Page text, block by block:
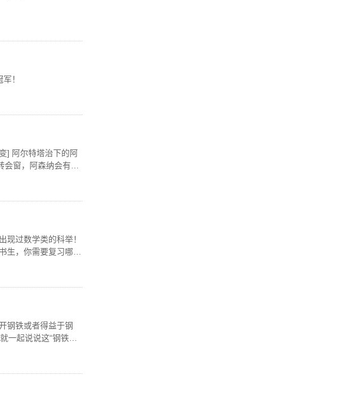
！
] 阿尔特塔治下的阿
窗，阿森纳会有哪
过数学类的科举！
生，你需要复习哪些
钢铁或者得益于钢
起说说这“钢铁是